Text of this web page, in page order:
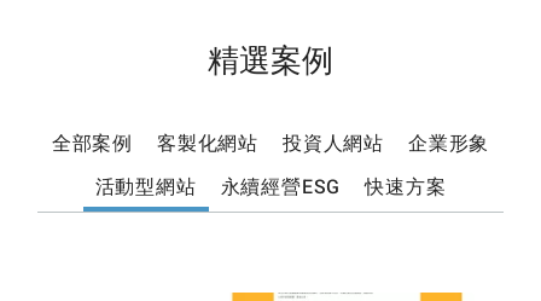
精選案例
全部案例 客製化網站 投資人網站
企業形象
活動型網站
永續經營ESG 快速方案